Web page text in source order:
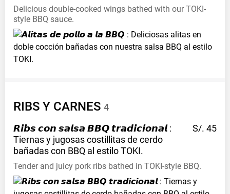
Delicious double-cooked wings bathed with our TOKI-
style BBQ sauce.
RIBS Y CARNES 4
𝙍𝙞𝙗𝙨 𝙘𝙤𝙣 𝙨𝙖𝙡𝙨𝙖 𝘽𝘽𝙌 𝙩𝙧𝙖𝙙𝙞𝙘𝙞𝙤𝙣𝙖𝙡 :
Tiernas y jugosas costillitas de cerdo
bañadas con BBQ al estiloTOKI.
S/. 45
Tender and juicy pork ribs bathed in TOKI-style BBQ.